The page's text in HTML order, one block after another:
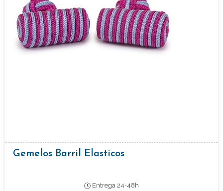
Gemelos Barril Elasticos
Entrega 24-48h